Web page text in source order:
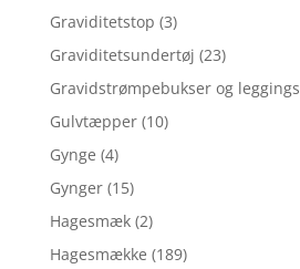
Graviditetstop (3)
Graviditetsundertøj (23)
Gravidstrømpebukser og leggings
Gulvtæpper (10)
Gynge (4)
Gynger (15)
Hagesmæk (2)
Hagesmække (189)